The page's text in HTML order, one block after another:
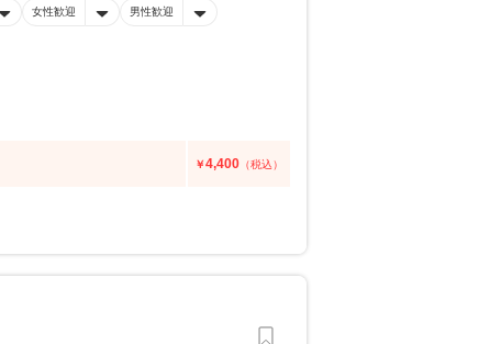
女性歓迎 男性歓迎
￥4,400 （税込）